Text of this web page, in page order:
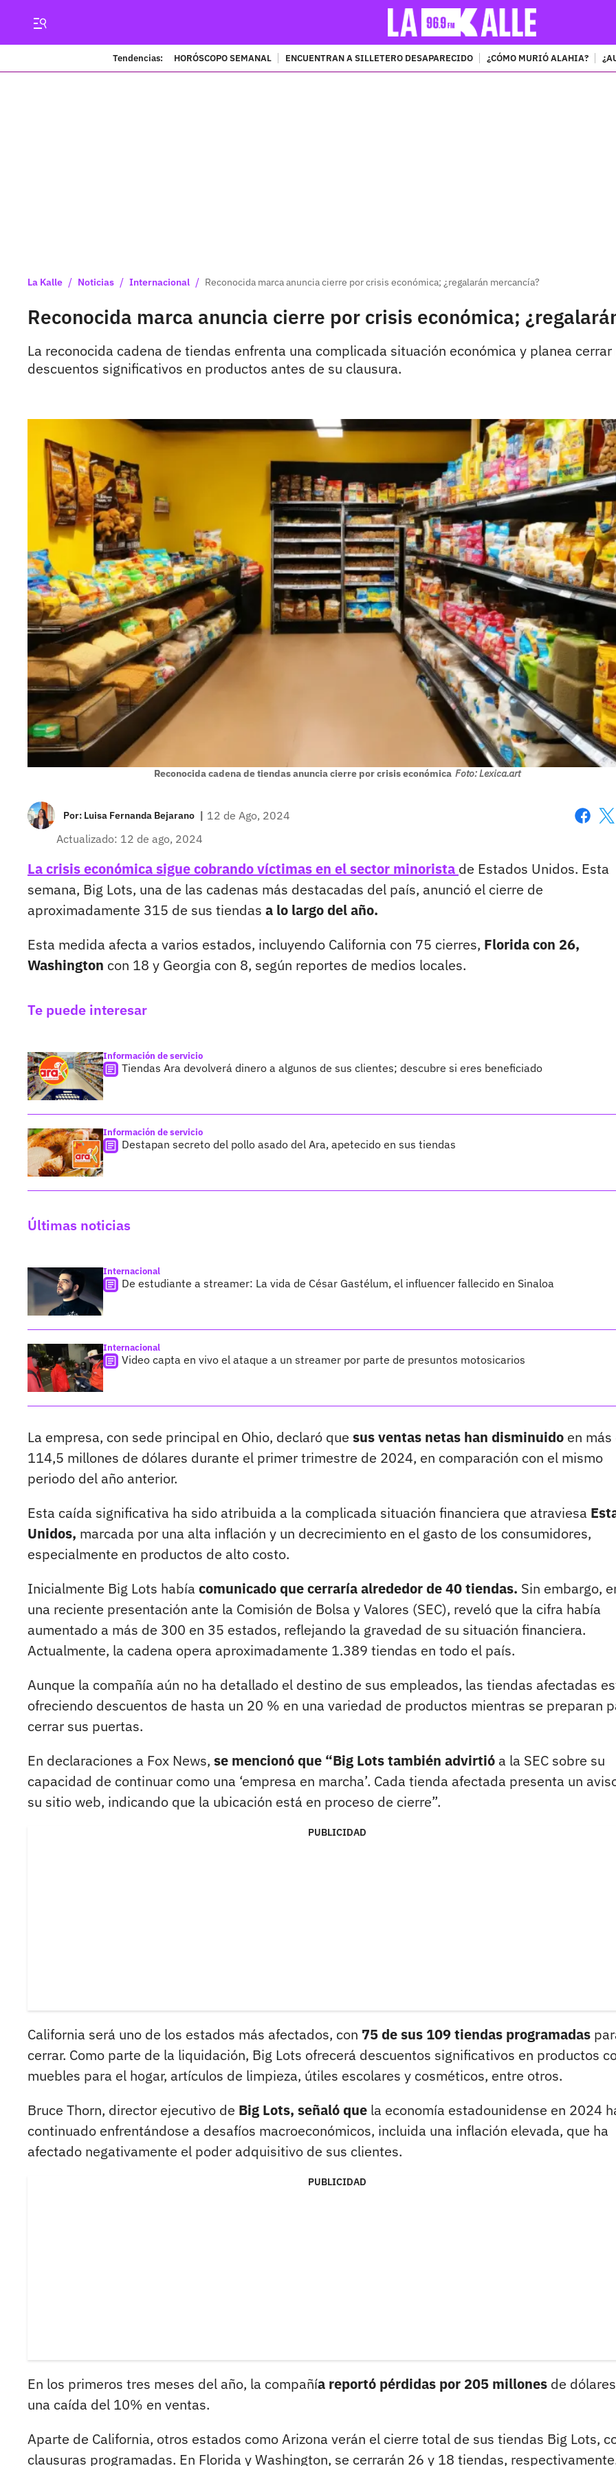
Tendencias: HORÓSCOPO SEMANAL ENCUENTRAN A SILLETERO DESAPARECIDO ¿CÓMO MURIÓ ALAHIA?
La Kalle / Noticias / Internacional / Reconocida marca anuncia cierre por crisis económica; ¿regalarán mercancía?
Reconocida marca anuncia cierre por crisis económica;
La reconocida cadena de tiendas enfrenta una complicada situación económica y planea
descuentos significativos en productos antes de su clausura.
Reconocida cadena de tiendas anuncia cierre por crisis económica Foto: Lexica.art
Por: Luisa Fernanda Bejarano | 12 de Ago, 2024
Actualizado: 12 de ago, 2024
La crisis económica sigue cobrando víctimas en el sector minorista de Estados Unidos. Esta
semana, Big Lots, una de las cadenas más destacadas del país, anunció el cierre de
aproximadamente 315 de sus tiendas a lo largo del año.
Esta medida afecta a varios estados, incluyendo California con 75 cierres, Florida con 26,
Washington con 18 y Georgia con 8, según reportes de medios locales.
Te puede interesar
Información de servicio
Tiendas Ara devolverá dinero a algunos de sus clientes; descubre si eres beneficiado
Información de servicio
Destapan secreto del pollo asado del Ara, apetecido en sus tiendas
Últimas noticias
Internacional
De estudiante a streamer: La vida de César Gastélum, el influencer fallecido en Sinaloa
Internacional
Video capta en vivo el ataque a un streamer por parte de presuntos motosicarios
La empresa, con sede principal en Ohio, declaró que sus ventas netas han disminuido en más
114,5 millones de dólares durante el primer trimestre de 2024, en comparación con el mismo
periodo del año anterior.
Esta caída significativa ha sido atribuida a la complicada situación financiera que atraviesa
Unidos, marcada por una alta inflación y un decrecimiento en el gasto de los consumidores,
especialmente en productos de alto costo.
Inicialmente Big Lots había comunicado que cerraría alrededor de 40 tiendas. Sin embargo,
una reciente presentación ante la Comisión de Bolsa y Valores (SEC), reveló que la cifra había
aumentado a más de 300 en 35 estados, reflejando la gravedad de su situación financiera.
Actualmente, la cadena opera aproximadamente 1.389 tiendas en todo el país.
Aunque la compañía aún no ha detallado el destino de sus empleados, las tiendas afectadas
ofreciendo descuentos de hasta un 20 % en una variedad de productos mientras se preparan
cerrar sus puertas.
En declaraciones a Fox News, se mencionó que “Big Lots también advirtió a la SEC sobre su
capacidad de continuar como una ‘empresa en marcha’. Cada tienda afectada presenta un
su sitio web, indicando que la ubicación está en proceso de cierre”.
PUBLICIDAD
California será uno de los estados más afectados, con 75 de sus 109 tiendas programadas
cerrar. Como parte de la liquidación, Big Lots ofrecerá descuentos significativos en productos
muebles para el hogar, artículos de limpieza, útiles escolares y cosméticos, entre otros.
Bruce Thorn, director ejecutivo de Big Lots, señaló que la economía estadounidense en 2024
continuado enfrentándose a desafíos macroeconómicos, incluida una inflación elevada, que ha
afectado negativamente el poder adquisitivo de sus clientes.
PUBLICIDAD
En los primeros tres meses del año, la compañía reportó pérdidas por 205 millones de
una caída del 10% en ventas.
Aparte de California, otros estados como Arizona verán el cierre total de sus tiendas Big Lots,
clausuras programadas. En Florida y Washington, se cerrarán 26 y 18 tiendas,